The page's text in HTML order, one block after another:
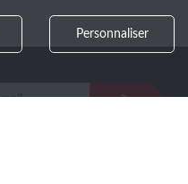
>
Personnaliser